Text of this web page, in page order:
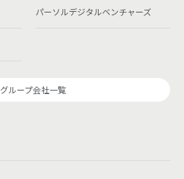
パーソルデジタルベンチャーズ
グループ会社一覧